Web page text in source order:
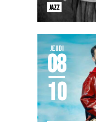
JAZZ
JEUDI
08
10